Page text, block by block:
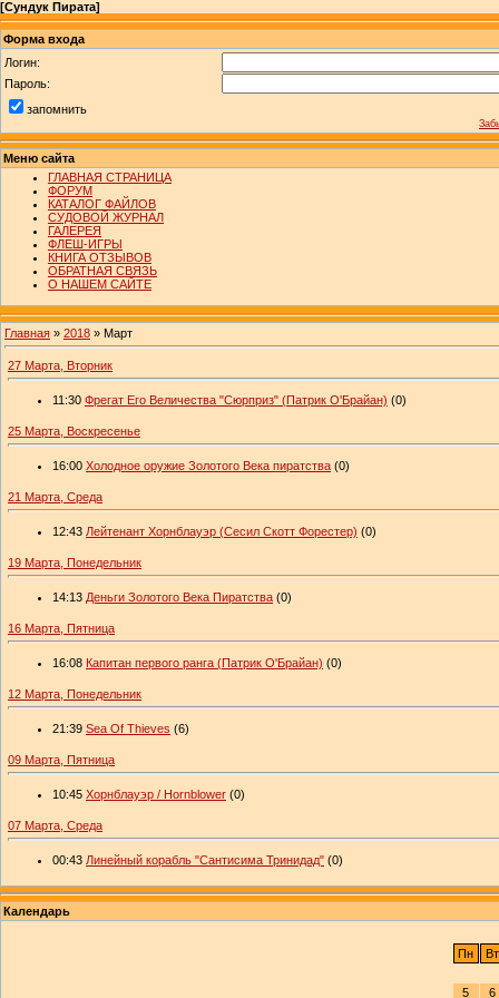
[Сундук Пирата]
Форма входа
Логин:
Пароль:
запомнить
Меню сайта
ГЛАВНАЯ СТРАНИЦА
ФОРУМ
КАТАЛОГ ФАЙЛОВ
СУДОВОЙ ЖУРНАЛ
ГАЛЕРЕЯ
ФЛЕШ-ИГРЫ
КНИГА ОТЗЫВОВ
ОБРАТНАЯ СВЯЗЬ
О НАШЕМ САЙТЕ
Главная » 2018 » Март
27 Марта, Вторник
11:30 Фрегат Его Величества "Cюрприз" (Патрик О'Брайан) (0)
25 Марта, Воскресенье
16:00 Холодное оружие Золотого Века пиратства (0)
21 Марта, Среда
12:43 Лейтенант Хорнблауэр (Сесил Скотт Форестер) (0)
19 Марта, Понедельник
14:13 Деньги Золотого Века Пиратства (0)
16 Марта, Пятница
16:08 Капитан первого ранга (Патрик О'Брайан) (0)
12 Марта, Понедельник
21:39 Sea Of Thieves (6)
09 Марта, Пятница
10:45 Хорнблауэр / Hornblower (0)
07 Марта, Среда
00:43 Линейный корабль "Сантисима Тринидад" (0)
Календарь
Пн Вт
5
6